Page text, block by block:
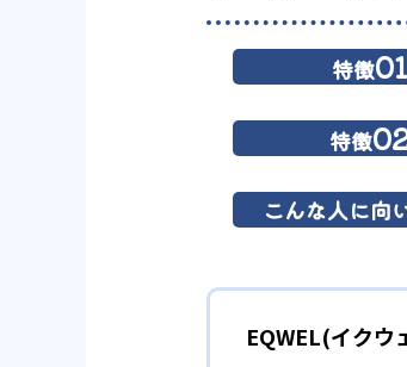
特徴01
特徴
こんな人に向
EQWEL(イクウ